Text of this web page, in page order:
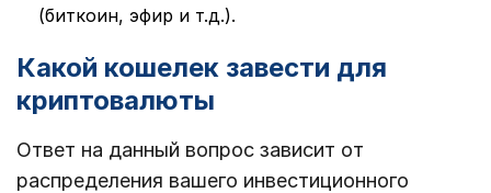
(биткоин, эфир и т.д.).
Какой кошелек завести для
криптовалюты
Ответ на данный вопрос зависит от
распределения вашего инвестиционного